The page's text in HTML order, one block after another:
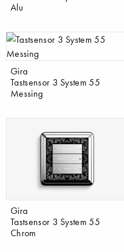
Alu
Gira
Tastsensor 3 System 55
Messing
Gira
Tastsensor 3 System 55
Chrom